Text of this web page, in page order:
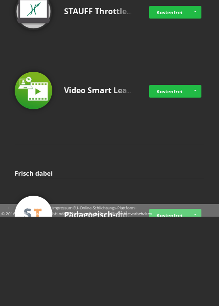
STAUFF Throttle… Kostenfrei
Video Smart Lea… Kostenfrei
Frisch dabei
Pädagogisch-did… Kostenfrei
· · ·Datenschutz ·Impressum EU-Online-Schlichtungs-Plattform·
© 2016 - 2026 SupraTix GmbH oder Partnergesellschaften - Alle Rechte vorbehalten.